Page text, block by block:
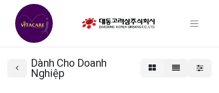
Dành Cho Doanh
Nghiệp